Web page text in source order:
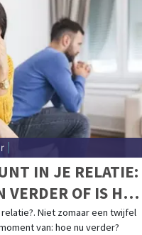
IN JE RELATIE:
VERDER OF IS HET
Niet zomaar een twijfel
van: hoe nu verder?